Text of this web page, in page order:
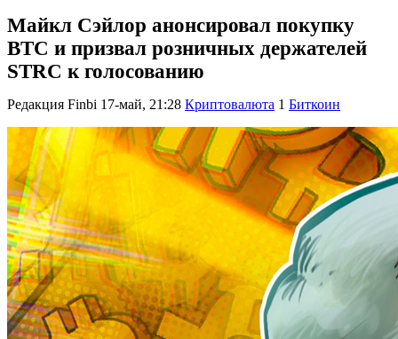
Майкл Сэйлор анонсировал покупку
BTC и призвал розничных держателей
STRC к голосованию
Редакция Finbi 17-май, 21:28 Криптовалюта 1 Биткоин